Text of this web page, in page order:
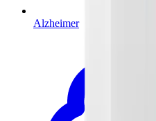
Alzheimer